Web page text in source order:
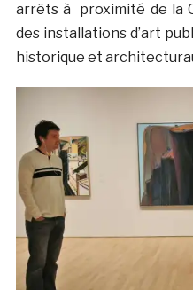
arrêts à proximité de la
des installations d’art
historique et